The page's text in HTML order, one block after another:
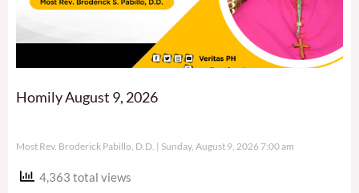
Homily August 9, 2026
Most Rev. Broderick Pabillo, D.D. Sunday, August 9, 2026 7:00 am
4,363 total views